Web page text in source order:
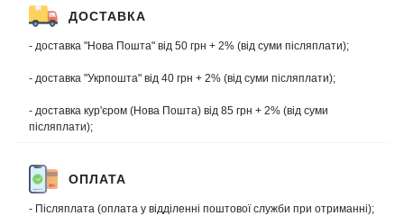
ДОСТАВКА
- доставка "Нова Пошта" від 50 грн + 2% (від суми післяплати);
- доставка "Укрпошта" від 40 грн + 2% (від суми післяплати);
- доставка кур'єром (Нова Пошта) від 85 грн + 2% (від суми
післяплати);
ОПЛАТА
- Післяплата (оплата у відділенні поштової служби при отриманні);